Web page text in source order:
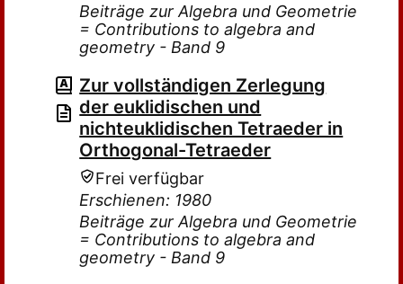
Beiträge zur Algebra und Geometrie
= Contributions to algebra and
geometry - Band 9
Zur vollständigen Zerlegung
der euklidischen und
nichteuklidischen Tetraeder in
Orthogonal-Tetraeder
Frei verfügbar
Erschienen: 1980
Beiträge zur Algebra und Geometrie
= Contributions to algebra and
geometry - Band 9